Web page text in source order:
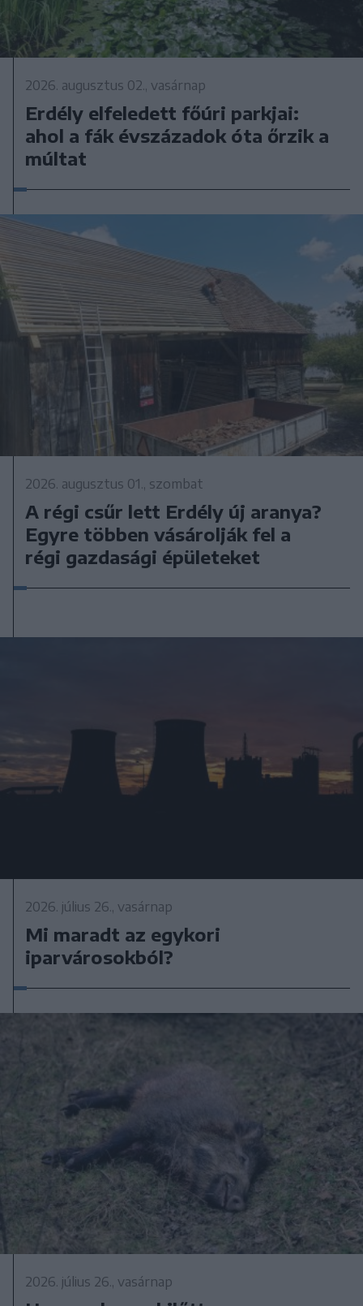
2026. augusztus 02., vasárnap
Erdély elfeledett főúri parkjai:
ahol a fák évszázadok óta őrzik a
múltat
2026. augusztus 01., szombat
A régi csűr lett Erdély új aranya?
Egyre többen vásárolják fel a
régi gazdasági épületeket
2026. július 26., vasárnap
Mi maradt az egykori
iparvárosokból?
2026. július 26., vasárnap